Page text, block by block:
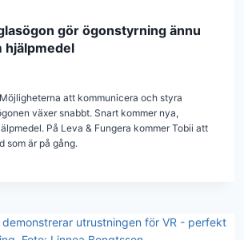
gör ögonstyrning ännu
hjälpmedel
Möjligheterna att kommunicera och styra
växer snabbt. Snart kommer nya,
På Leva & Fungera kommer Tobii att
som är på gång.